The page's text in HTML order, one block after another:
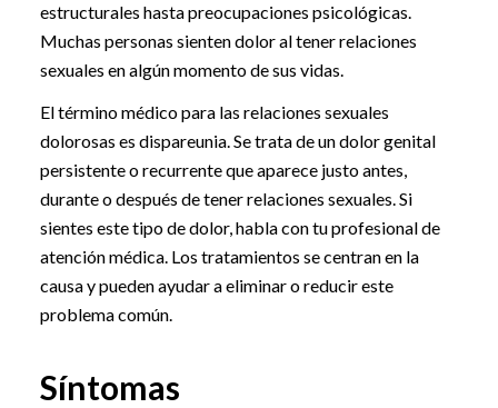
estructurales hasta preocupaciones psicológicas.
Muchas personas sienten dolor al tener relaciones
sexuales en algún momento de sus vidas.
El término médico para las relaciones sexuales
dolorosas es dispareunia. Se trata de un dolor genital
persistente o recurrente que aparece justo antes,
durante o después de tener relaciones sexuales. Si
sientes este tipo de dolor, habla con tu profesional de
atención médica. Los tratamientos se centran en la
causa y pueden ayudar a eliminar o reducir este
problema común.
Síntomas